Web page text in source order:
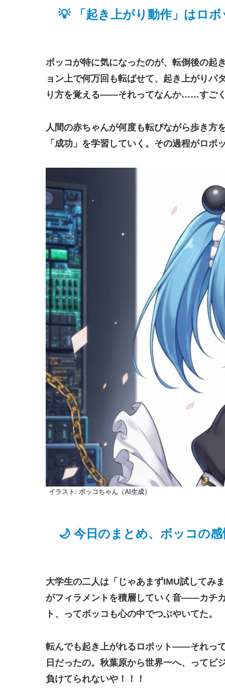
💡 「起き上がり動作」はロ
ボッコが特に気になったのが、転倒後の起
ョン上で何万回も転ばせて、起き上がりパ
り方を覚える——それってなんか……すごく
人間の赤ちゃんが何度も転びながら歩き方
「成功」を学習していく。その過程がロ
イラスト: ボッコちゃん（AI生成）
🌙 今日のまとめ、ボッコの
大学生の二人は「じゃあまずIMU試してみ
がフィラメントを積層していく音——カチ
ト、ってボッコも心の中でつぶやいてた。
転んでも起き上がれるロボット——それっ
日だったの。秋葉原から世界一へ、ってビ
負けてられないや！！！